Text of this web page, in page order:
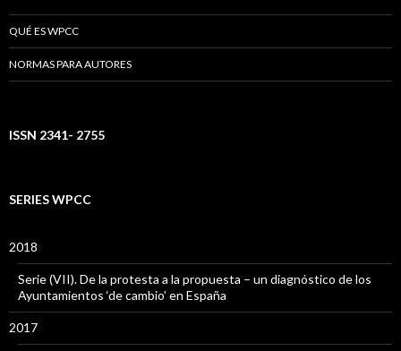
QUÉ ES WPCC
NORMAS PARA AUTORES
ISSN 2341- 2755
SERIES WPCC
2018
Serie (VII). De la protesta a la propuesta – un diagnóstico de los
Ayuntamientos ‘de cambio’ en España
2017